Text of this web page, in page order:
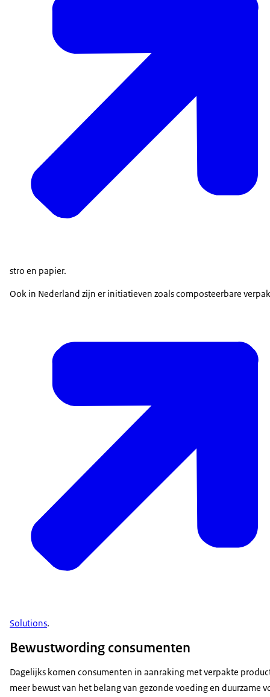
stro en papier.
Ook in Nederland zijn er initiatieven zoals composteerbare
Solutions.
Bewustwording consumenten
Dagelijks komen consumenten in aanraking met verpakte
meer bewust van het belang van gezonde voeding en